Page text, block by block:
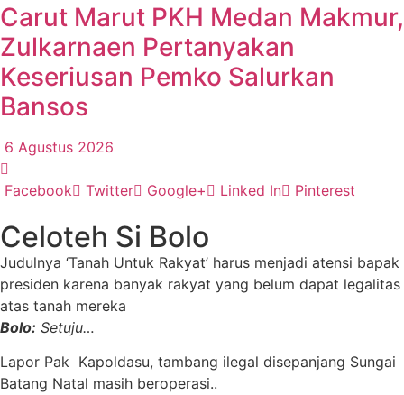
Carut Marut PKH Medan Makmur,
Zulkarnaen Pertanyakan
Keseriusan Pemko Salurkan
Bansos
6 Agustus 2026
Facebook Twitter Google+ Linked In Pinterest
Celoteh Si Bolo
Judulnya ‘Tanah Untuk Rakyat’ harus menjadi atensi bapak
presiden karena banyak rakyat yang belum dapat legalitas
atas tanah mereka
Bolo: Setuju…
Lapor Pak Kapoldasu, tambang ilegal disepanjang Sungai
Batang Natal masih beroperasi..